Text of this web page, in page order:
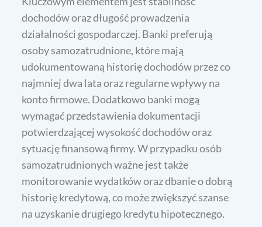
dochodów oraz długość prowadzenia
działalności gospodarczej. Banki preferują
osoby samozatrudnione, które mają
udokumentowaną historię dochodów przez co
najmniej dwa lata oraz regularne wpływy na
konto firmowe. Dodatkowo banki mogą
wymagać przedstawienia dokumentacji
potwierdzającej wysokość dochodów oraz
sytuację finansową firmy. W przypadku osób
samozatrudnionych ważne jest także
monitorowanie wydatków oraz dbanie o dobrą
historię kredytową, co może zwiększyć szanse
na uzyskanie drugiego kredytu hipotecznego.